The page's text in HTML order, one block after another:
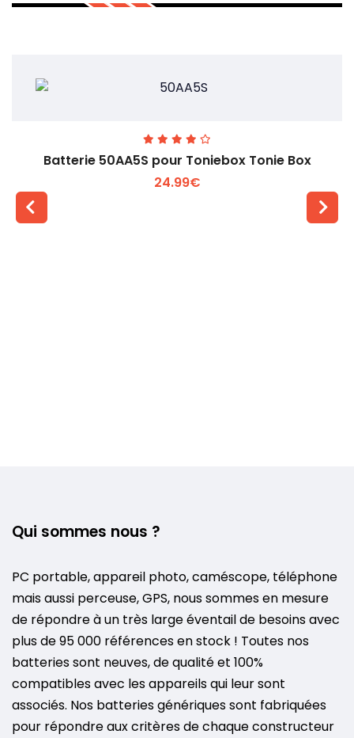
Batterie 50AA5S pour Toniebox Tonie Box
24.99€
Qui sommes nous ?
PC portable, appareil photo, caméscope, téléphone
mais aussi perceuse, GPS, nous sommes en mesure
de répondre à un très large éventail de besoins avec
plus de 95 000 références en stock ! Toutes nos
batteries sont neuves, de qualité et 100%
compatibles avec les appareils qui leur sont
associés. Nos batteries génériques sont fabriquées
pour répondre aux critères de chaque constructeur